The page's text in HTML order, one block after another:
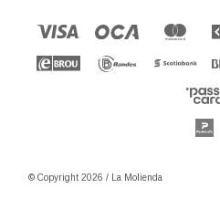
© Copyright 2026 / La Molienda